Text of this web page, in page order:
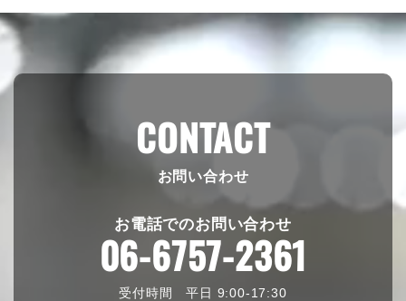
CONTACT
お問い合わせ
お電話でのお問い合わせ
06-6757-2361
受付時間 平日 9:00-17:30